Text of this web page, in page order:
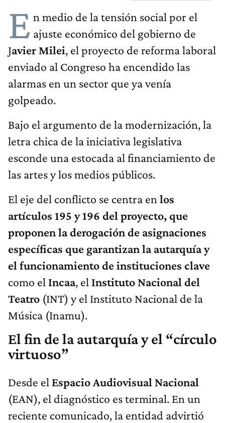
E n medio de la tensión social por el
ajuste económico del gobierno de
Javier Milei, el proyecto de reforma laboral
enviado al Congreso ha encendido las
alarmas en un sector que ya venía
golpeado.
Bajo el argumento de la modernización, la
letra chica de la iniciativa legislativa
esconde una estocada al financiamiento de
las artes y los medios públicos.
El eje del conflicto se centra en los
artículos 195 y 196 del proyecto, que
proponen la derogación de asignaciones
específicas que garantizan la autarquía y
el funcionamiento de instituciones clave
como el Incaa, el Instituto Nacional del
Teatro (INT) y el Instituto Nacional de la
Música (Inamu).
El fin de la autarquía y el “círculo
virtuoso”
Desde el Espacio Audiovisual Nacional
(EAN), el diagnóstico es terminal. En un
reciente comunicado, la entidad advirtió